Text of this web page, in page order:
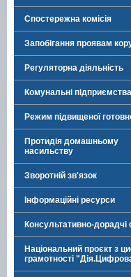
Спостережна комісія
Запобігання проявам
Регуляторна діяльність
Комунальні підприємства
Режим підвищеної
Протидія домашньому
насильству
Зворотній зв'язок
Інформаційні ресурси
Консультативно-дорадчі
Національний проєкт з
грамотності